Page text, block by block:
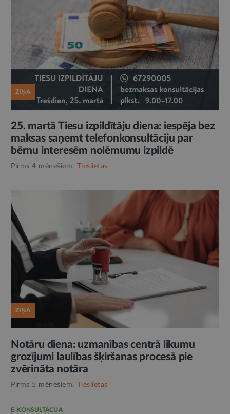
ZIŅA
25. martā Tiesu izpildītāju diena: iespēja bez
maksas saņemt telefonkonsultāciju par
bērnu interesēm nolēmumu izpildē
Pirms 4 mēnešiem, Tieslietas
ZIŅA
Notāru diena: uzmanības centrā likumu
grozījumi laulības šķiršanas procesā pie
zvērināta notāra
Pirms 5 mēnešiem, Tieslietas
E-KONSULTĀCIJA